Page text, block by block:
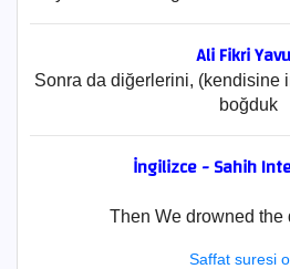
Ali Fikri
Sonra da diğerlerini, (kendisine
boğduk
İngilizce - Sahih
Then We drowned the
Saffat suresi